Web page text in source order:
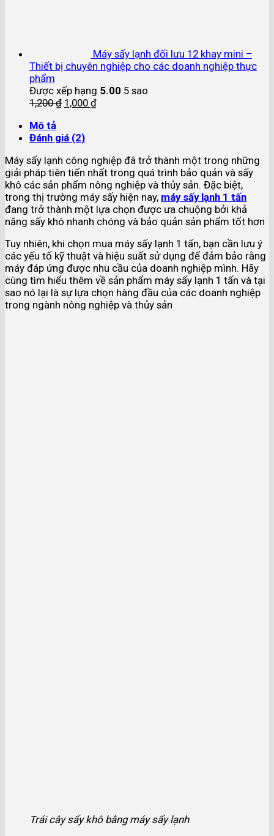
Máy sấy lạnh đối lưu 12 khay mini –
Thiết bị chuyên nghiệp cho các doanh nghiệp thực
phẩm
Được xếp hạng 5.00 5 sao
1,200₫ 1,000 ₫
Mô tả
Đánh giá (2)
Máy sấy lạnh công nghiệp đã trở thành một trong những
giải pháp tiên tiến nhất trong quá trình bảo quản và sấy
khô các sản phẩm nông nghiệp và thủy sản. Đặc biệt,
trong thị trường máy sấy hiện nay, máy sấy lạnh 1 tấn
đang trở thành một lựa chọn được ưa chuộng bởi khả
năng sấy khô nhanh chóng và bảo quản sản phẩm tốt hơn
Tuy nhiên, khi chọn mua máy sấy lạnh 1 tấn, bạn cần lưu ý
các yếu tố kỹ thuật và hiệu suất sử dụng để đảm bảo rằng
máy đáp ứng được nhu cầu của doanh nghiệp mình. Hãy
cùng tìm hiểu thêm về sản phẩm máy sấy lạnh 1 tấn và tại
sao nó lại là sự lựa chọn hàng đầu của các doanh nghiệp
trong ngành nông nghiệp và thủy sản
Trái cây sấy khô bằng máy sấy lạnh